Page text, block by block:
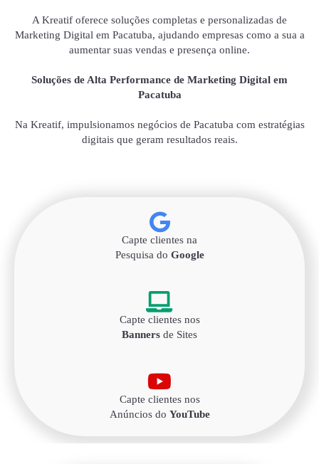
A Kreatif oferece soluções completas e personalizadas de
Marketing Digital em Pacatuba, ajudando empresas como a sua a
aumentar suas vendas e presença online.
Soluções de Alta Performance de Marketing Digital em
Pacatuba
Na Kreatif, impulsionamos negócios de Pacatuba com estratégias
digitais que geram resultados reais.
Capte clientes na
Pesquisa do Google
Capte clientes nos
Banners de Sites
Capte clientes nos
Anúncios do YouTube